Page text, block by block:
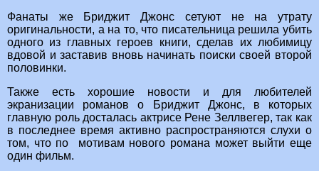
Фанаты же Бриджит Джонс сетуют не на утрату
оригинальности, а на то, что писательница решила убить
одного из главных героев книги, сделав их любимицу
вдовой и заставив вновь начинать поиски своей второй
половинки.
Также есть хорошие новости и для любителей
экранизации романов о Бриджит Джонс, в которых
главную роль досталась актрисе Рене Зеллвегер, так как
в последнее время активно распространяются слухи о
том, что по мотивам нового романа может выйти еще
один фильм.